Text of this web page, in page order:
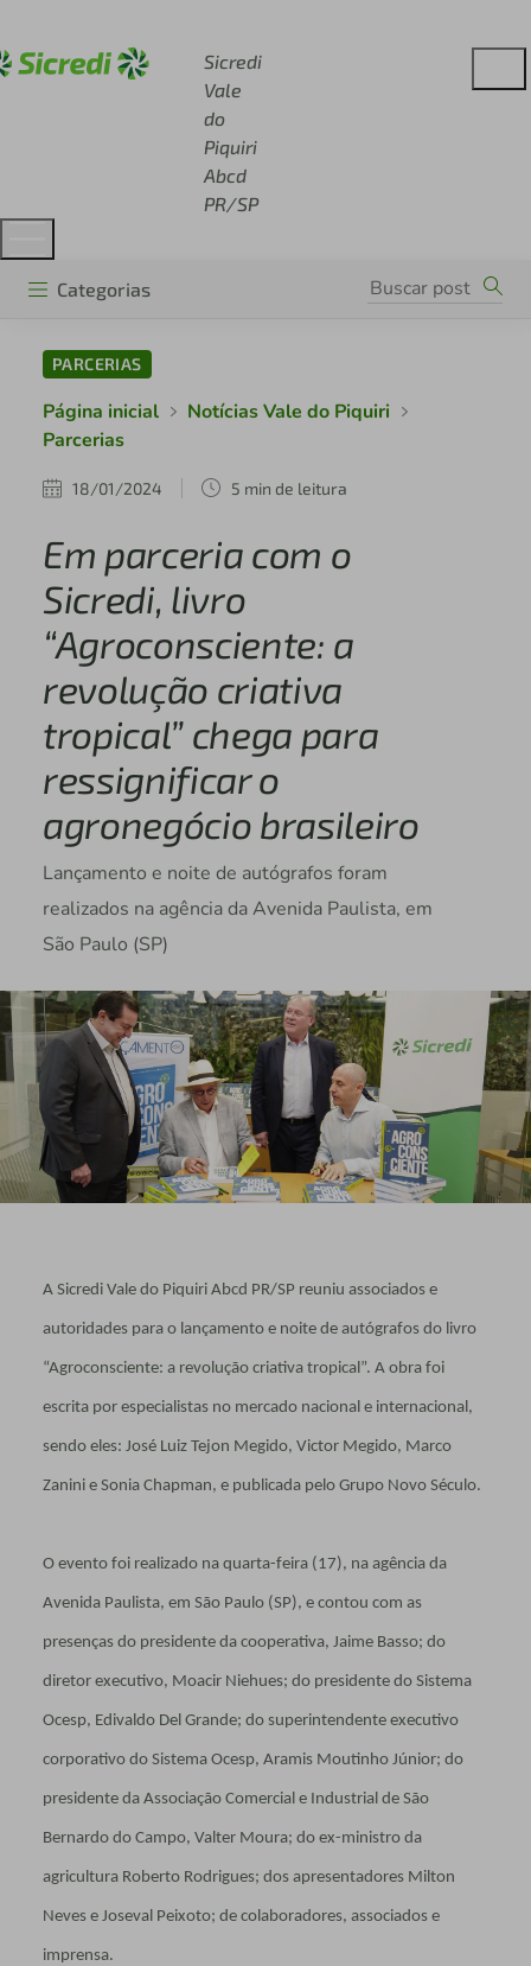
Sicredi
Vale
do
Piquiri
Abcd
PR/SP
Categorias
PARCERIAS
Página inicial
Notícias Vale do Piquiri
Parcerias
18/01/2024 5 min de leitura
Em parceria com o
Sicredi, livro
“Agroconsciente: a
revolução criativa
tropical” chega para
ressignificar o
agronegócio brasileiro
Lançamento e noite de autógrafos foram
realizados na agência da Avenida Paulista, em
São Paulo (SP)
A Sicredi Vale do Piquiri Abcd PR/SP reuniu associados e
autoridades para o lançamento e noite de autógrafos do livro
“Agroconsciente: a revolução criativa tropical”. A obra foi
escrita por especialistas no mercado nacional e internacional,
sendo eles: José Luiz Tejon Megido, Victor Megido, Marco
Zanini e Sonia Chapman, e publicada pelo Grupo Novo Século.
O evento foi realizado na quarta-feira (17), na agência da
Avenida Paulista, em São Paulo (SP), e contou com as
presenças do presidente da cooperativa, Jaime Basso; do
diretor executivo, Moacir Niehues; do presidente do Sistema
Ocesp, Edivaldo Del Grande; do superintendente executivo
corporativo do Sistema Ocesp, Aramis Moutinho Júnior; do
presidente da Associação Comercial e Industrial de São
Bernardo do Campo, Valter Moura; do ex-ministro da
agricultura Roberto Rodrigues; dos apresentadores Milton
Neves e Joseval Peixoto; de colaboradores, associados e
imprensa.